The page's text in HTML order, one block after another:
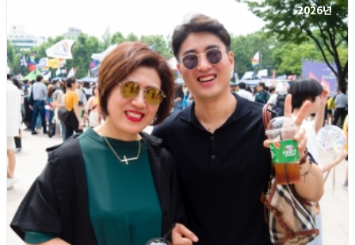
2026년